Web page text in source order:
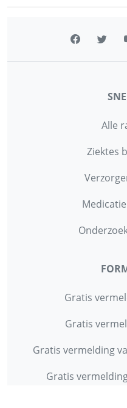
Alle
Ziektes
Gratis
Gratis
Gratis vermelding
Gratis